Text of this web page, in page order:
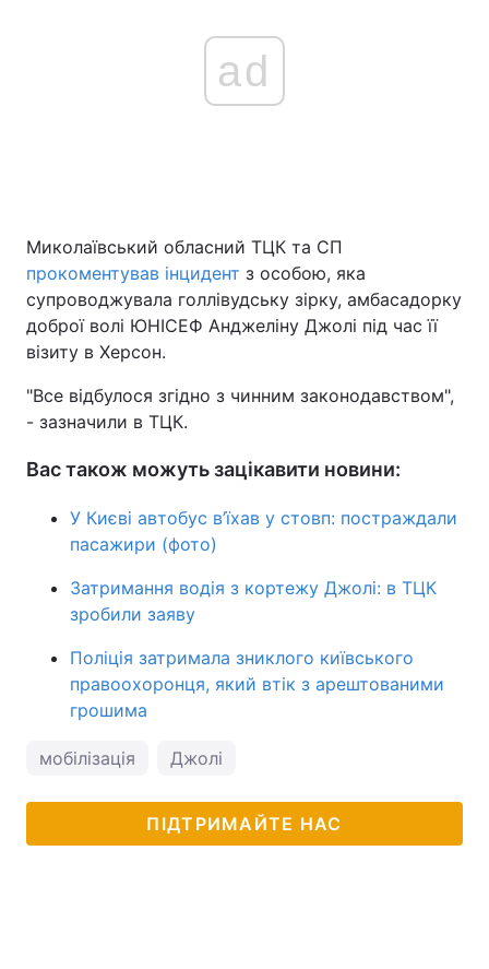
ad
Миколаївський обласний ТЦК та СП
прокоментував інцидент з особою, яка
супроводжувала голлівудську зірку, амбасадорку
доброї волі ЮНІСЕФ Анджеліну Джолі під час її
візиту в Херсон.
"Все відбулося згідно з чинним законодавством",
- зазначили в ТЦК.
Вас також можуть зацікавити новини:
У Києві автобус в’їхав у стовп: постраждали
пасажири (фото)
Затримання водія з кортежу Джолі: в ТЦК
зробили заяву
Поліція затримала зниклого київського
правоохоронця, який втік з арештованими
грошима
мобілізація Джолі
ПІДТРИМАЙТЕ НАС